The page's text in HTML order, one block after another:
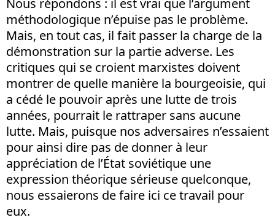
méthodologique n’épuise pas le problème.
Mais, en tout cas, il fait passer la charge de la
démonstration sur la partie adverse. Les
critiques qui se croient marxistes doivent
montrer de quelle manière la bourgeoisie, qui
a cédé le pouvoir après une lutte de trois
années, pourrait le rattraper sans aucune
lutte. Mais, puisque nos adversaires n’essaient
pour ainsi dire pas de donner à leur
appréciation de l’État soviétique une
expression théorique sérieuse quelconque,
nous essaierons de faire ici ce travail pour
eux.